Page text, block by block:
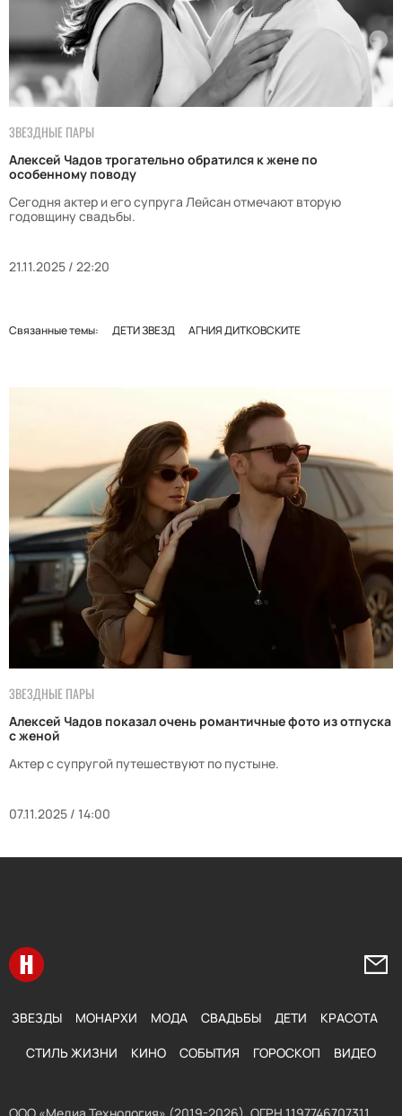
ЗВЕЗДНЫЕ ПАРЫ
Алексей Чадов трогательно обратился к жене по
особенному поводу
Сегодня актер и его супруга Лейсан отмечают вторую
годовщину свадьбы.
21.11.2025 / 22:20
Связанные темы: ДЕТИ ЗВЕЗД АГНИЯ ДИТКОВСКИТЕ
ЗВЕЗДНЫЕ ПАРЫ
Алексей Чадов показал очень романтичные фото из отпуска
с женой
Актер с супругой путешествуют по пустыне.
07.11.2025 / 14:00
Перейти на главную
ЗВЕЗДЫ МОНАРХИ МОДА СВАДЬБЫ ДЕТИ КРАСОТА
СТИЛЬ ЖИЗНИ КИНО СОБЫТИЯ ГОРОСКОП ВИДЕО
ООО «Медиа Технология» (2019-2026). ОГРН 1197746707311,